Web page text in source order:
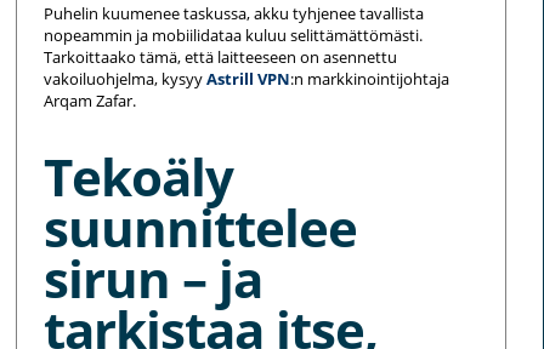
Puhelin kuumenee taskussa, akku tyhjenee tavallista
nopeammin ja mobiilidataa kuluu selittämättömästi.
Tarkoittaako tämä, että laitteeseen on asennettu
vakoiluohjelma, kysyyAstrill VPN:n markkinointijohtaja
Arqam Zafar.
Tekoäly
suunnittelee
sirun – ja
tarkistaa itse,